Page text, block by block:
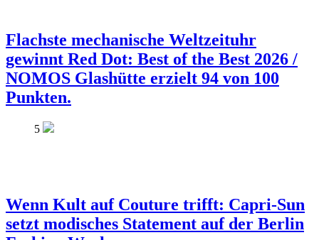
Flachste mechanische Weltzeituhr
gewinnt Red Dot: Best of the Best 2026 /
NOMOS Glashütte erzielt 94 von 100
Punkten.
5
Wenn Kult auf Couture trifft: Capri-Sun
setzt modisches Statement auf der Berlin